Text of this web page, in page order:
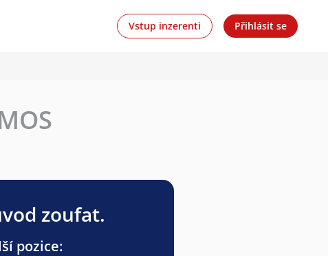
Vstup inzerenti Přihlásit se
zoufat.
pozice: